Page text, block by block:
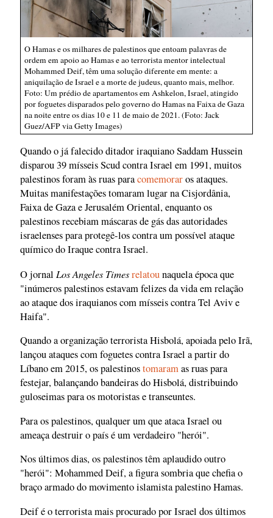
O Hamas e os milhares de palestinos que entoam palavras de
ordem em apoio ao Hamas e ao terrorista mentor intelectual
Mohammed Deif, têm uma solução diferente em mente: a
aniquilação de Israel e a morte de judeus, quanto mais, melhor.
Foto: Um prédio de apartamentos em Ashkelon, Israel, atingido
por foguetes disparados pelo governo do Hamas na Faixa de Gaza
na noite entre os dias 10 e 11 de maio de 2021. (Foto: Jack
Guez/AFP via Getty Images)
Quando o já falecido ditador iraquiano Saddam Hussein
disparou 39 mísseis Scud contra Israel em 1991, muitos
palestinos foram às ruas paracomemoraros ataques.
Muitas manifestações tomaram lugar na Cisjordânia,
Faixa de Gaza e Jerusalém Oriental, enquanto os
palestinos recebiam máscaras de gás das autoridades
israelenses para protegê-los contra um possível ataque
químico do Iraque contra Israel.
O jornal Los Angeles Timesrelatounaquela época que
"inúmeros palestinos estavam felizes da vida em relação
ao ataque dos iraquianos com mísseis contra Tel Aviv e
Haifa".
Quando a organização terrorista Hisbolá, apoiada pelo Irã,
lançou ataques com foguetes contra Israel a partir do
Líbano em 2015, os palestinostomaramas ruas para
festejar, balançando bandeiras do Hisbolá, distribuindo
guloseimas para os motoristas e transeuntes.
Para os palestinos, qualquer um que ataca Israel ou
ameaça destruir o país é um verdadeiro "herói".
Nos últimos dias, os palestinos têm aplaudido outro
"herói": Mohammed Deif, a figura sombria que chefia o
braço armado do movimento islamista palestino Hamas.
Deif é o terrorista mais procurado por Israel dos últimos